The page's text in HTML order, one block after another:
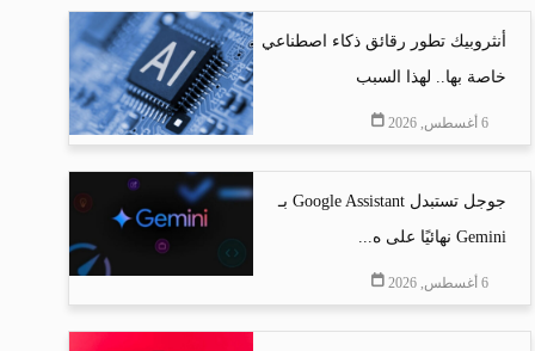
أنثروبيك تطور رقائق ذكاء اصطناعي
خاصة بها.. لهذا السبب
6 أغسطس, 2026
جوجل تستبدل Google Assistant بـ
Gemini نهائيًا على ه...
6 أغسطس, 2026